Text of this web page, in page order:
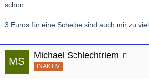
schon.
3 Euros für eine Scheibe sind auch mir zu viel.
Michael Schlechtriem
INAKTIV